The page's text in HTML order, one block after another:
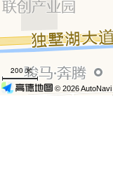
200 米
© 2026 AutoNavi